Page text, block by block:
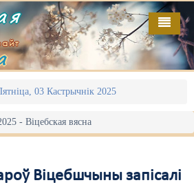
03 Кастрычнік 2025
- Віцебская вясна
Віцебшчыны запісалі